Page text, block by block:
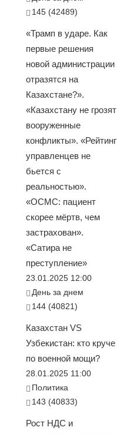
145 (42489)
«Трамп в ударе. Как
первые решения
новой администрации
отразятся на
Казахстане?».
«Казахстану не грозят
вооруженные
конфликты». «Рейтинг
управленцев не
бьется с
реальностью».
«ОСМС: пациент
скорее мёртв, чем
застрахован».
«Сатира не
преступление»
23.01.2025 12:00
День за днем
144 (40821)
Казахстан VS
Узбекистан: кто круче
по военной мощи?
28.01.2025 11:00
Политика
143 (40833)
Рост НДС и